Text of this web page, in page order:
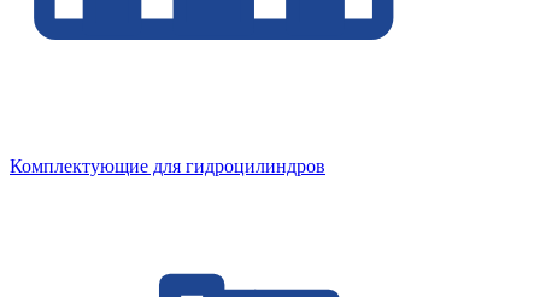
Комплектующие для гидроцилиндров